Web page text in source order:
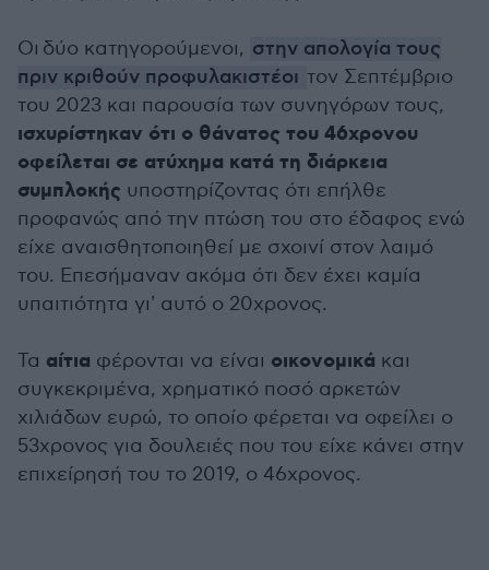
Οι δύο κατηγορούμενοι, στην απολογία τους
πριν κριθούν προφυλακιστέοι τον Σεπτέμβριο
του 2023 και παρουσία των συνηγόρων τους,
ισχυρίστηκαν ότι ο θάνατος του 46χρονου
οφείλεται σε ατύχημα κατά τη διάρκεια
συμπλοκής υποστηρίζοντας ότι επήλθε
προφανώς από την πτώση του στο έδαφος ενώ
είχε αναισθητοποιηθεί με σχοινί στον λαιμό
του. Επεσήμαναν ακόμα ότι δεν έχει καμία
υπαιτιότητα γι' αυτό ο 20χρονος.
Τα αίτια φέρονται να είναι οικονομικά και
συγκεκριμένα, χρηματικό ποσό αρκετών
χιλιάδων ευρώ, το οποίο φέρεται να οφείλει ο
53χρονος για δουλειές που του είχε κάνει στην
επιχείρησή του το 2019, ο 46χρονος.